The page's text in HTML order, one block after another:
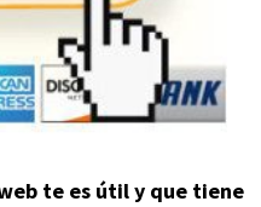
te es útil y que tiene